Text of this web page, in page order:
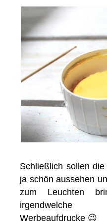
Schließlich sollen
ja schön aussehen
zum Leuchten
irgendwelche
Werbeaufdrucke 😉